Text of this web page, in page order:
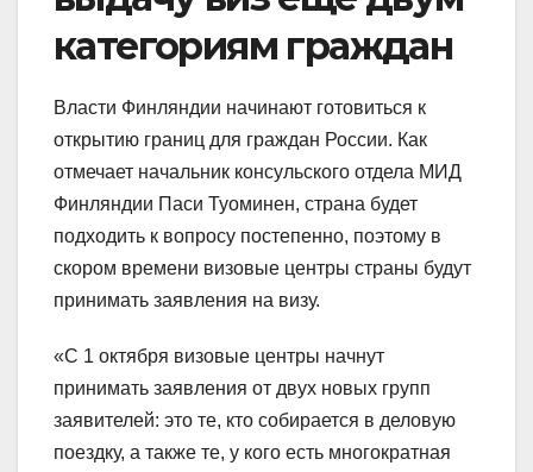
категориям граждан
Власти Финляндии начинают готовиться к
открытию границ для граждан России. Как
отмечает начальник консульского отдела МИД
Финляндии Паси Туоминен, страна будет
подходить к вопросу постепенно, поэтому в
скором времени визовые центры страны будут
принимать заявления на визу.
«С 1 октября визовые центры начнут
принимать заявления от двух новых групп
заявителей: это те, кто собирается в деловую
поездку, а также те, у кого есть многократная